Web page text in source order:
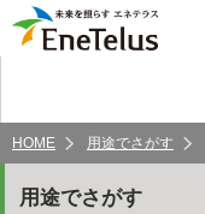
HOME 用途でさがす
用途でさがす